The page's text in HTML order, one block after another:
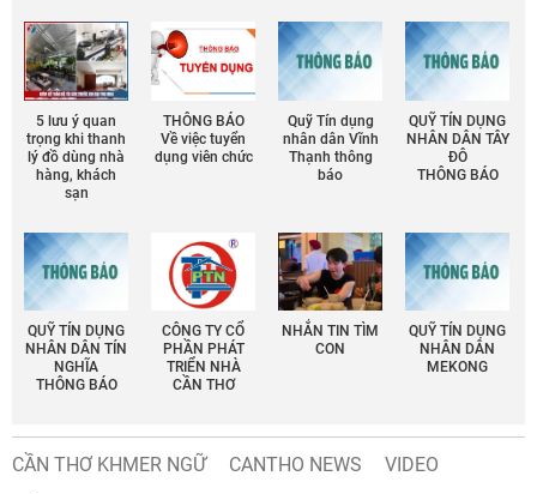
5 lưu ý quan
trọng khi thanh
lý đồ dùng nhà
hàng, khách
sạn
THÔNG BÁO
Về việc tuyển
dụng viên chức
Quỹ Tín dụng
nhân dân Vĩnh
Thạnh thông
báo
QUỸ TÍN DỤNG
NHÂN DÂN TÂY
ĐÔ
THÔNG BÁO
QUỸ TÍN DỤNG
NHÂN DÂN TÍN
NGHĨA
THÔNG BÁO
CÔNG TY CỔ
PHẦN PHÁT
TRIỂN NHÀ
CẦN THƠ
NHẮN TIN TÌM
CON
QUỸ TÍN DỤNG
NHÂN DÂN
MEKONG
CẦN THƠ KHMER NGỮ CANTHO NEWS
VIDEO